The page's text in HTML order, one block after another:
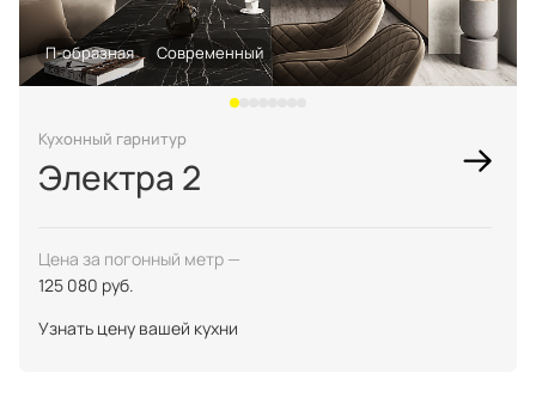
П-образная Современный
Кухонный гарнитур
Электра 2
Цена за погонный метр —
125 080 руб.
Узнать цену вашей кухни